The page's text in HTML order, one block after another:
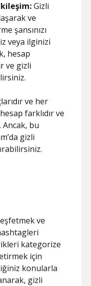
Gizli
ve
şansınızı
veya ilginizi
hesap
ve gizli
ve her
farklıdır ve
bu
gizli
ve
kategorize
için
konularla
gizli